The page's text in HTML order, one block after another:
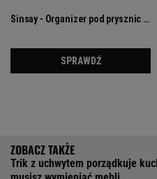
Trik z uchwytem porządkuje